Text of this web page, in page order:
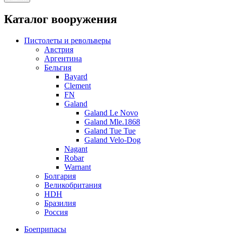
Каталог вооружения
Пистолеты и револьверы
Австрия
Аргентина
Бельгия
Bayard
Clement
FN
Galand
Galand Le Novo
Galand Mle.1868
Galand Tue Tue
Galand Velo-Dog
Nagant
Robar
Warnant
Болгария
Великобритания
HDH
Бразилия
Россия
Боеприпасы